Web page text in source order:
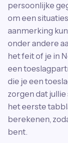
persoonlijke
om een
aanmerking
onder andere
het feit of je in
een
die je een
zorgen dat
het eerste
berekenen,
bent.